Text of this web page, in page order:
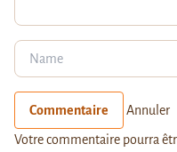
Commentaire Annuler
Votre commentaire pourra